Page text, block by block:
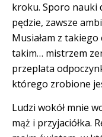
kroku. Sporo nauki
pędzie, zawsze
Musiałam z
takim… mistrzem
przeplata
którego zrobione
Ludzi wokół mnie
mąż i przyjaciółka.